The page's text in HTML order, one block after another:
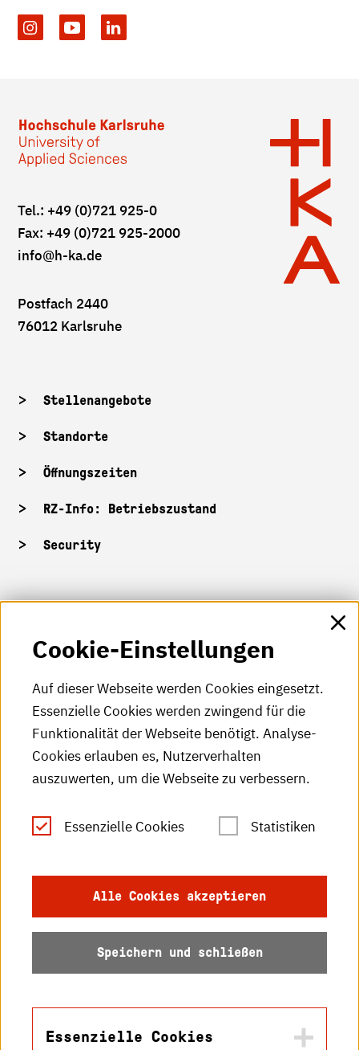
Tel.: +49 (0)721 925-0
Fax: +49 (0)721 925-2000
info@h-ka.de
Postfach 2440
76012 Karlsruhe
Stellenangebote
Standorte
Öffnungszeiten
RZ-Info: Betriebszustand
Security
HKA-Shop
HKA-Videos
HKA-Publikationen
RSS-Feed
Leichte Sprache
Datenschutz
Barrierefreiheit
Cookie-Einstellungen
Auf dieser Webseite werden Cookies eingesetzt.
Essenzielle Cookies werden zwingend für die
Funktionalität der Webseite benötigt. Analyse-
Cookies erlauben es, Nutzerverhalten
auszuwerten, um die Webseite zu verbessern.
Essenzielle Cookies Statistiken
Alle Cookies akzeptieren
Speichern und schließen
Essenzielle Cookies